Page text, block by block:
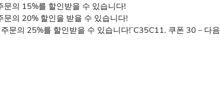
의 15%를 할인받을 수 있습니다!
의 20% 할인을 받을 수 있습니다!
문의 25%를 할인받을 수 있습니다!¨C35C11. 쿠폰 30 – 다음